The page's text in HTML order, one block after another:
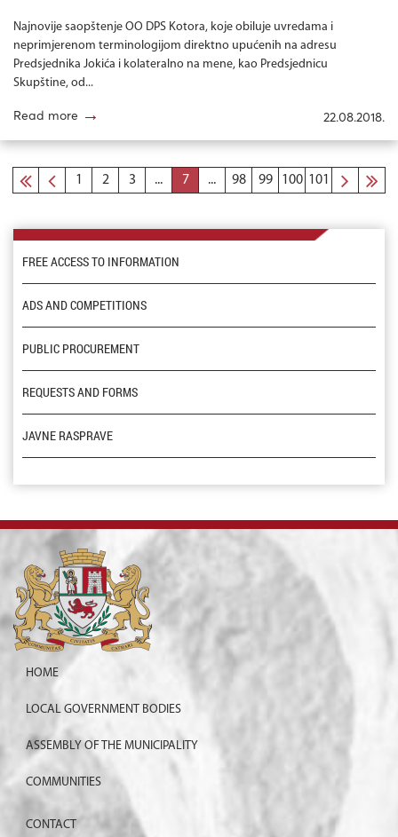
Najnovije saopštenje OO DPS Kotora, koje obiluje uvredama i
neprimjerenom terminologijom direktno upućenih na adresu
Predsjednika Jokića i kolateralno na mene, kao Predsjednicu
Skupštine, od...
Read more → 22.08.2018.
1 2 3 ... 7 ... 98 99 100 101
FREE ACCESS TO INFORMATION
ADS AND COMPETITIONS
PUBLIC PROCUREMENT
REQUESTS AND FORMS
JAVNE RASPRAVE
HOME
LOCAL GOVERNMENT BODIES
ASSEMBLY OF THE MUNICIPALITY
COMMUNITIES
CONTACT